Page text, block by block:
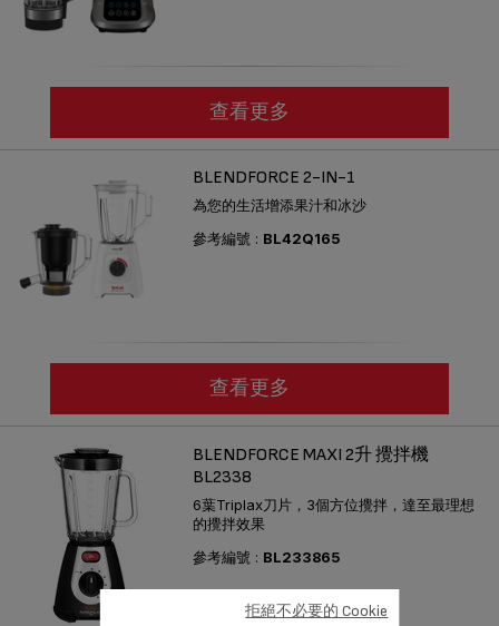
查看更多
BLENDFORCE 2-IN-1
為您的生活增添果汁和冰沙
參考編號 : BL42Q165
查看更多
BLENDFORCE MAXI 2升 攪拌機
BL2338
6葉Triplax刀片，3個方位攪拌，達至最理想
的攪拌效果
參考編號 : BL233865
拒絕不必要的 Cookie